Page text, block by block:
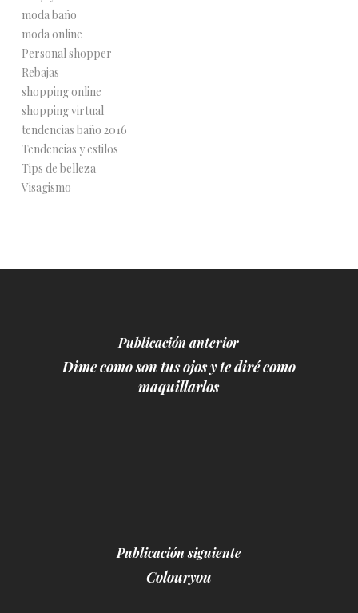
moda baño
moda online
Personal shopper
Rebajas
shopping online
shopping virtual
tendencias baño 2016
Tendencias y estilos
Tips de belleza
Visagismo
Publicación anterior
Dime como son tus ojos y te diré como
maquillarlos
Publicación siguiente
Colouryou